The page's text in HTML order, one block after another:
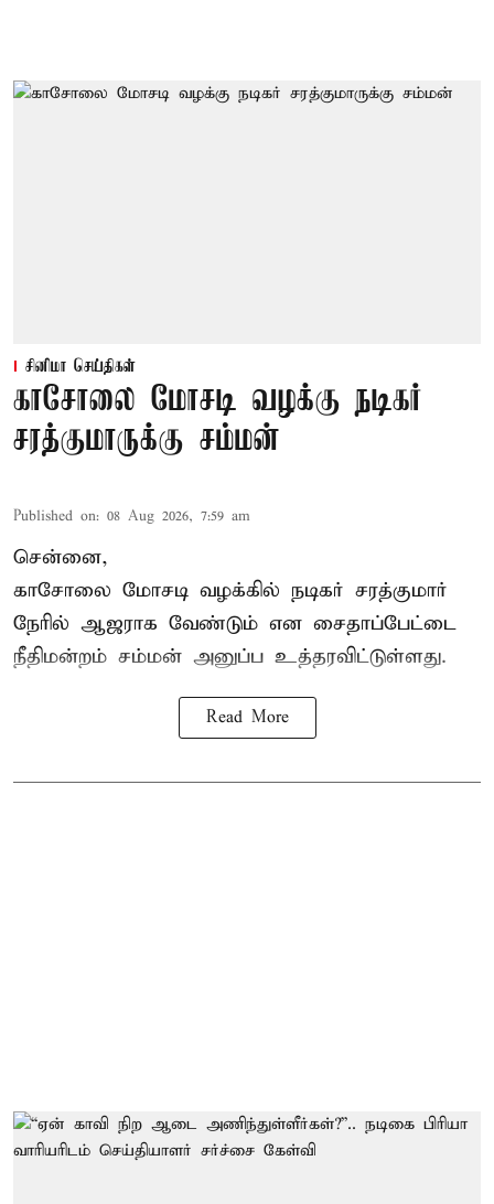
சினிமா செய்திகள்
காசோலை மோசடி வழக்கு நடிகர்
சரத்குமாருக்கு சம்மன்
Published on: 08 Aug 2026, 7:59 am
சென்னை,
காசோலை மோசடி வழக்கில் நடிகர் சரத்குமார்
நேரில் ஆஜராக வேண்டும் என சைதாப்பேட்டை
நீதிமன்றம் சம்மன் அனுப்ப உத்தரவிட்டுள்ளது.
Read More